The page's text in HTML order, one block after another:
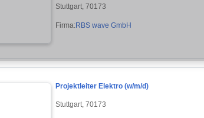
Stuttgart, 70173
Firma:RBS wave GmbH
Projektleiter Elektro (w/m/d)
Stuttgart, 70173